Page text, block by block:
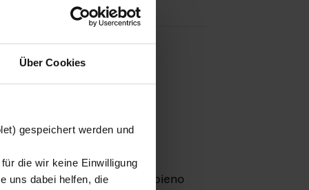
Über Cookies
gespeichert werden und
die wir keine Einwilligung
uns dabei helfen, die
GmbH e rimangono in pieno